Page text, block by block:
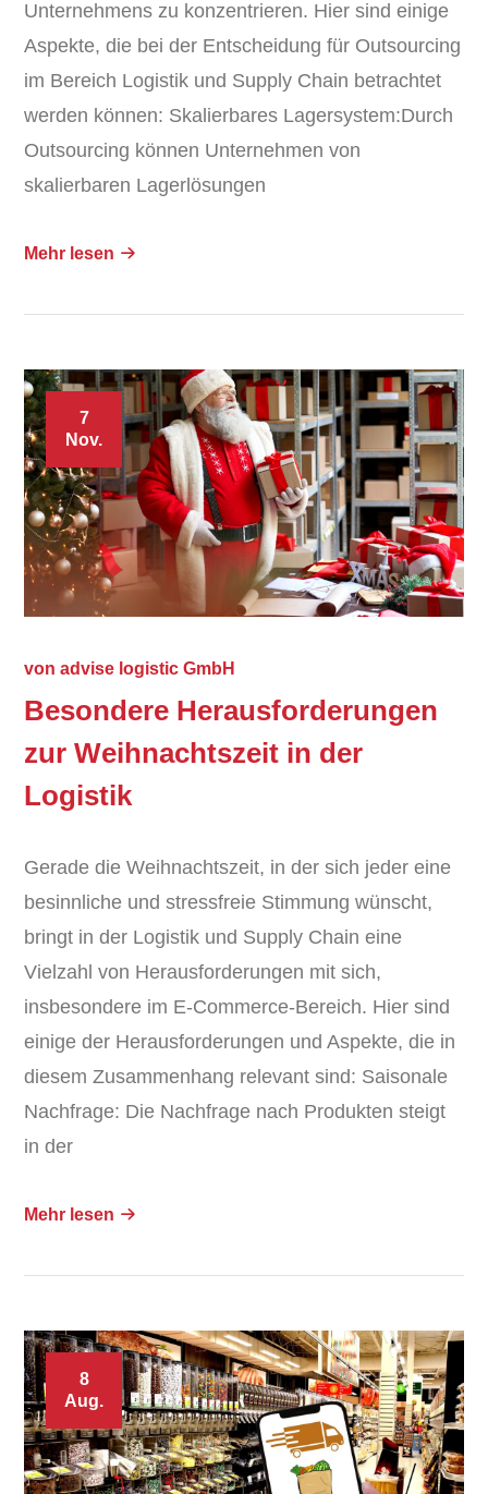
Unternehmens zu konzentrieren. Hier sind einige
Aspekte, die bei der Entscheidung für Outsourcing
im Bereich Logistik und Supply Chain betrachtet
werden können: Skalierbares Lagersystem:Durch
Outsourcing können Unternehmen von
skalierbaren Lagerlösungen
Mehr lesen
7
Nov.
vonadvise logistic GmbH
Besondere Herausforderungen
zur Weihnachtszeit in der
Logistik
Gerade die Weihnachtszeit, in der sich jeder eine
besinnliche und stressfreie Stimmung wünscht,
bringt in der Logistik und Supply Chain eine
Vielzahl von Herausforderungen mit sich,
insbesondere im E-Commerce-Bereich. Hier sind
einige der Herausforderungen und Aspekte, die in
diesem Zusammenhang relevant sind: Saisonale
Nachfrage: Die Nachfrage nach Produkten steigt
in der
Mehr lesen
8
Aug.